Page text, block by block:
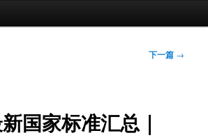
下一篇 →
国家标准汇总｜